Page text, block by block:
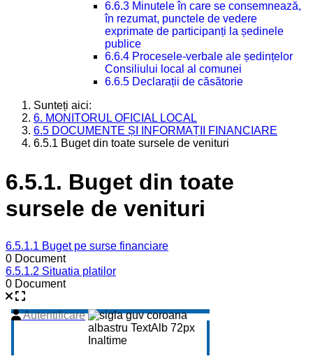
6.6.3 Minutele în care se consemnează,
în rezumat, punctele de vedere
exprimate de participanți la ședinele
publice
6.6.4 Procesele-verbale ale ședințelor
Consiliului local al comunei
6.6.5 Declarații de căsătorie
Sunteți aici:
6. MONITORUL OFICIAL LOCAL
6.5 DOCUMENTE ȘI INFORMAȚII FINANCIARE
6.5.1 Buget din toate sursele de venituri
6.5.1. Buget din toate
sursele de venituri
6.5.1.1 Buget pe surse financiare
0 Document
6.5.1.2 Situatia platilor
0 Document